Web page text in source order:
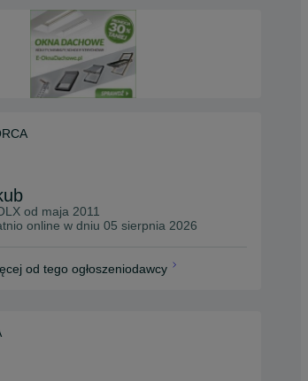
od maja 2011
online w dniu 05 sierpnia 2026
od tego ogłoszeniodawcy